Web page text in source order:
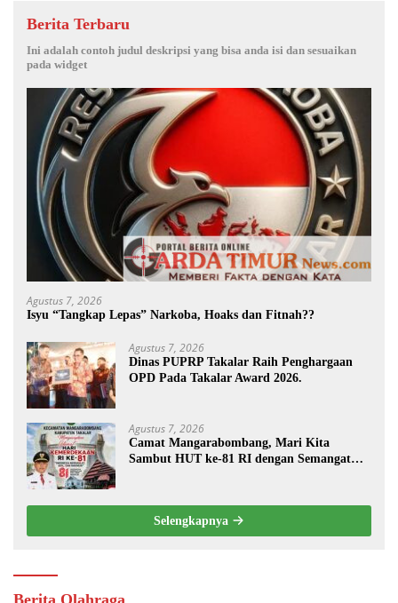
Berita Terbaru
Ini adalah contoh judul deskripsi yang bisa anda isi dan sesuaikan
pada widget
Agustus 7, 2026
Isyu “Tangkap Lepas” Narkoba, Hoaks dan Fitnah??
Agustus 7, 2026
Dinas PUPRP Takalar Raih Penghargaan
OPD Pada Takalar Award 2026.
Agustus 7, 2026
Camat Mangarabombang, Mari Kita
Sambut HUT ke-81 RI dengan Semangat
Selengkapnya